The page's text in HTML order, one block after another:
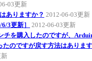
03更新
ありますか？ 2012-06-03更新
3更新］
2012-06-03更新
を購入したのですが、
のですが戻す方法はありま